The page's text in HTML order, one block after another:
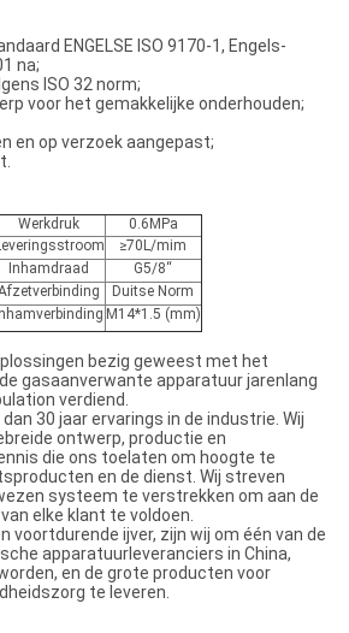
ENGELSE ISO 9170-1, Engels-
na;
ISO 32 norm;
voor het gemakkelijke onderhouden;
en op verzoek aangepast;
Werkdruk
0.6MPa
≥70L/mim
Inhamdraad
G5/8“
Duitse Norm
Inhamverbinding M14*1.5 (mm)
bezig geweest met het
gasaanverwante apparatuur jarenlang
verdiend.
30 jaar ervarings in de industrie. Wij
ontwerp, productie en
die ons toelaten om hoogte te
en de dienst. Wij streven
systeem te verstrekken om aan de
elke klant te voldoen.
voortdurende ijver, zijn wij om één van de
apparatuurleveranciers in China,
en de grote producten voor
te leveren.